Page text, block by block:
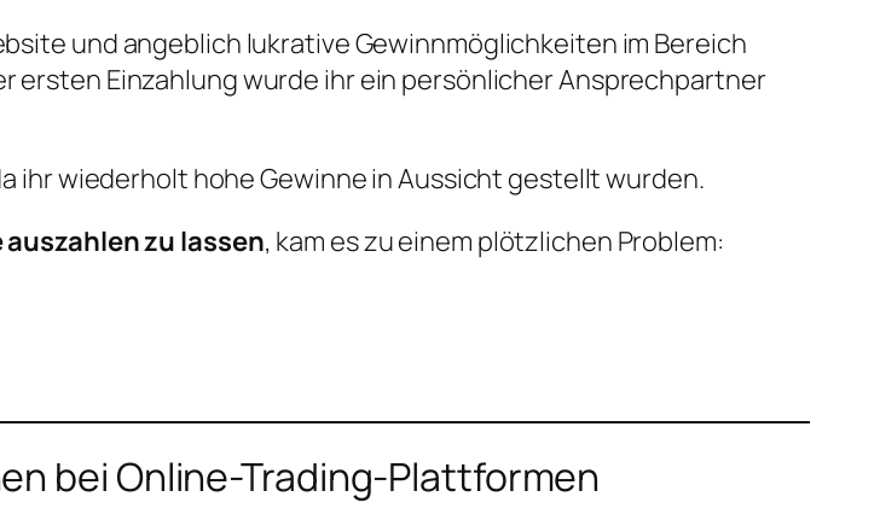
und angeblich lukrative Gewinnmöglichkeiten im Bereich
ersten Einzahlung wurde ihr ein persönlicher Ansprechpartner
ihr wiederholt hohe Gewinne in Aussicht gestellt wurden.
zu lassen, kam es zu einem plötzlichen Problem:
bei Online-Trading-Plattformen